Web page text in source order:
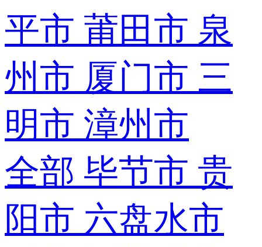
平市 莆田市 泉
州市 厦门市 三
明市 漳州市
全部 毕节市 贵
阳市 六盘水市